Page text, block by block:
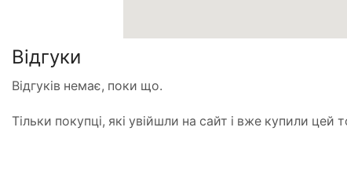
Відгуки
Відгуків немає, поки що.
Тільки покупці, які увійшли на сайт і вже купили